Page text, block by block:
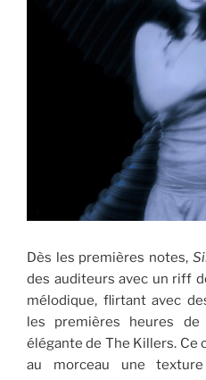
Dès les premières notes,
des auditeurs avec un riff
mélodique, flirtant avec
les premières heures de
élégante de The Killers.
au morceau une